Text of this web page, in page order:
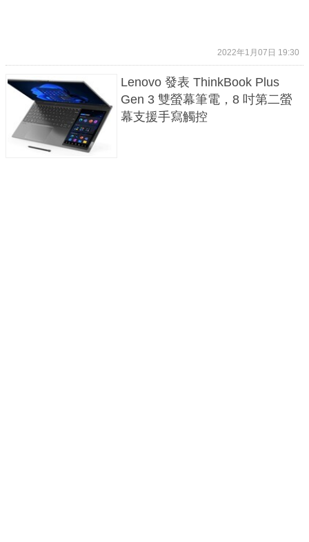
2022年1月07日 19:30
Lenovo 發表 ThinkBook Plus
Gen 3 雙螢幕筆電，8 吋第二螢
幕支援手寫觸控